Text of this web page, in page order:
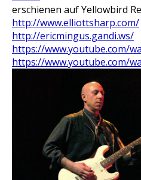
erschienen auf Yellowbird
http://www.elliottsharp.com/
http://ericmingus.gandi.ws/
https://www.youtube.com/
https://www.youtube.com/